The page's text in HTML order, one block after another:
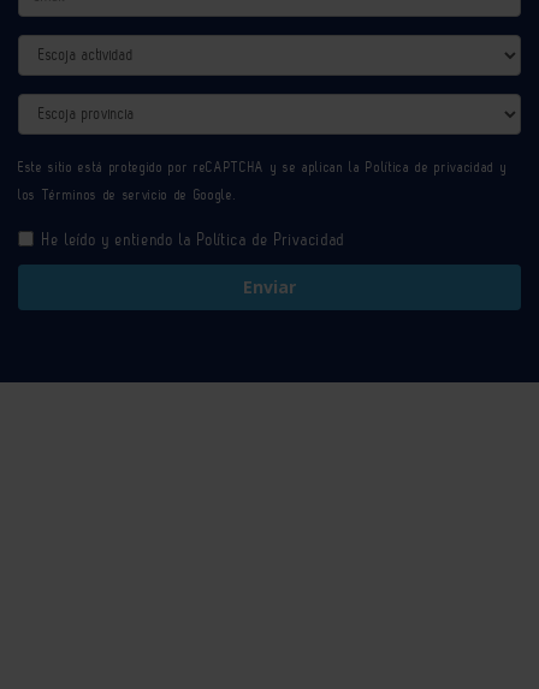
Actividad
Provincia
Este sitio está protegido por reCAPTCHA y se aplican laPolítica de privacidad y
los Términos de servicio de Google.
He leído y entiendo la Política de Privacidad
Enviar